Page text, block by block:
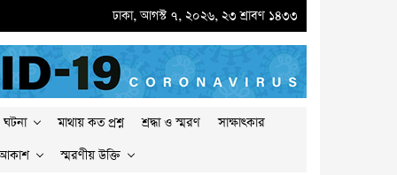
অধ্যাপক ও তাত্ত্বিক পদার্থবিজ্ঞানী এ. এম. হারুন-অর-রশীদ আর নেই
ঢাকা, আগস্ট ৭, ২০২৬, ২৩ শ্রাবণ ১৪৩৩
মাথায় কত প্রশ্ন শ্রদ্ধা ও স্মরণ
সাক্ষাৎকার
স্মরণীয় উক্তি